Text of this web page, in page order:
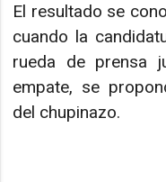
El resultado se
cuando la
rueda de prensa
empate, se
del chupinazo.